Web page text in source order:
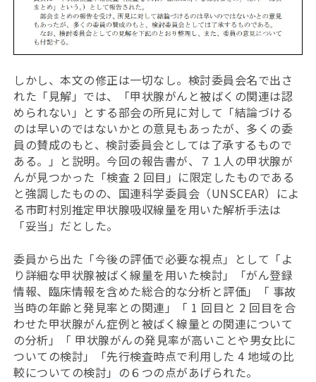
しかし、本文の修正は一切なし。検討委員会名で出さ
れた「見解」では、「甲状腺がんと被ばくの関連は認
められない」とする部会の所見に対して「結論づける
のは早いのではないかとの意見もあったが、多くの委
員の賛成のもと、検討委員会としては了承するもので
ある。」と説明。今回の報告書が、７１人の甲状腺が
んが見つかった「検査 2 回目」に限定したものである
と強調したものの、国連科学委員会（UNSCEAR）によ
る市町村別推定甲状腺吸収線量を用いた解析手法は
「妥当」だとした。
委員から出た「今後の評価で必要な視点」として「よ
り詳細な甲状腺被ばく線量を用いた検討」「がん登録
情報、臨床情報を含めた総合的な分析と評価」「 事故
当時の年齢と発見率との関連」「 1 回目と 2 回目を合
わせた甲状腺がん症例と被ばく線量との関連について
の分析」「 甲状腺がんの発見率が高いことや男女比に
ついての検討」「先行検査時点で利用した 4 地域の比
較についての検討」の６つの点があげられた。